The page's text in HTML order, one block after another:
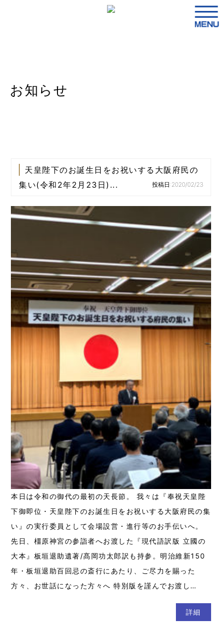
お知らせ
天皇陛下のお誕生日をお祝いする大阪府民の
集い(令和2年2月23日)...
投稿日:2020/02/23
本日は令和の御代の最初の天長節。 我々は『奉祝天皇陛
下御即位・天皇陛下のお誕生日をお祝いする大阪府民の集
い』の実行委員として会場設営・進行等のお手伝いへ。
先日、橿原神宮の参詣者へお渡した『現代語訳版 立國の
大本』板垣退助遺著/髙岡功太郎訳も持参。明治維新150
年・板垣退助百回忌の斎行にあたり、ご尽力を賜った
方々、お世話になった方々へ 特別版を謹んでお渡し…
詳細